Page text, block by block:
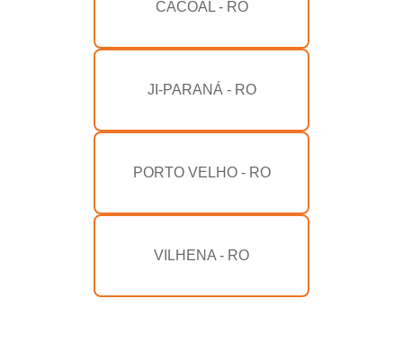
CACOAL - RO
JI-PARANÁ - RO
PORTO VELHO - RO
VILHENA - RO